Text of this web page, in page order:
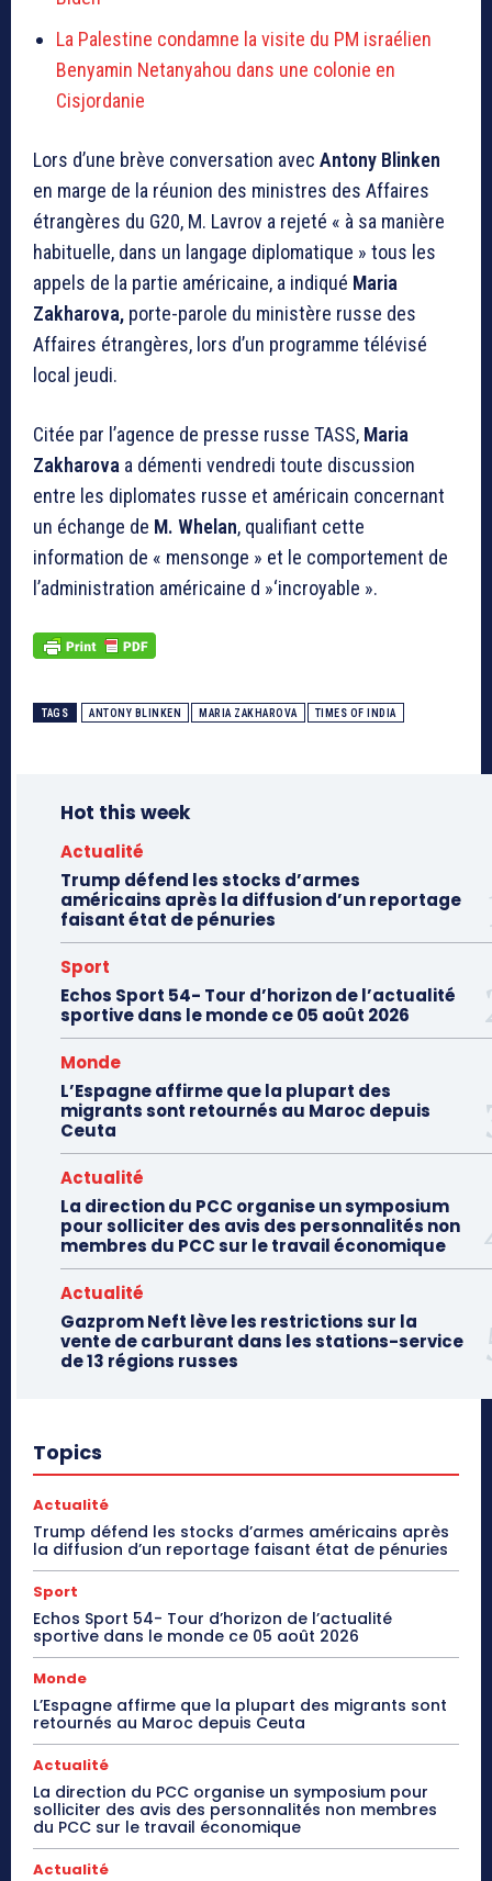
La Palestine condamne la visite du PM israélien
Benyamin Netanyahou dans une colonie en
Cisjordanie
Lors d’une brève conversation avec Antony Blinken
en marge de la réunion des ministres des Affaires
étrangères du G20, M. Lavrov a rejeté « à sa manière
habituelle, dans un langage diplomatique » tous les
appels de la partie américaine, a indiqué Maria
Zakharova, porte-parole du ministère russe des
Affaires étrangères, lors d’un programme télévisé
local jeudi.
Citée par l’agence de presse russe TASS, Maria
Zakharova a démenti vendredi toute discussion
entre les diplomates russe et américain concernant
un échange de M. Whelan, qualifiant cette
information de « mensonge » et le comportement de
l’administration américaine d »‘incroyable ».
TAGS ANTONY BLINKEN MARIA ZAKHAROVA TIMES OF INDIA
Hot this week
Actualité
Trump défend les stocks d’armes
américains après la diffusion d’un reportage
faisant état de pénuries
Sport
Echos Sport 54- Tour d’horizon de l’actualité
sportive dans le monde ce 05 août 2026
Monde
L’Espagne affirme que la plupart des
migrants sont retournés au Maroc depuis
Ceuta
Actualité
La direction du PCC organise un symposium
pour solliciter des avis des personnalités non
membres du PCC sur le travail économique
Actualité
Gazprom Neft lève les restrictions sur la
vente de carburant dans les stations-service
de 13 régions russes
Topics
Actualité
Trump défend les stocks d’armes américains après
la diffusion d’un reportage faisant état de pénuries
Sport
Echos Sport 54- Tour d’horizon de l’actualité
sportive dans le monde ce 05 août 2026
Monde
L’Espagne affirme que la plupart des migrants sont
retournés au Maroc depuis Ceuta
Actualité
La direction du PCC organise un symposium pour
solliciter des avis des personnalités non membres
du PCC sur le travail économique
Actualité